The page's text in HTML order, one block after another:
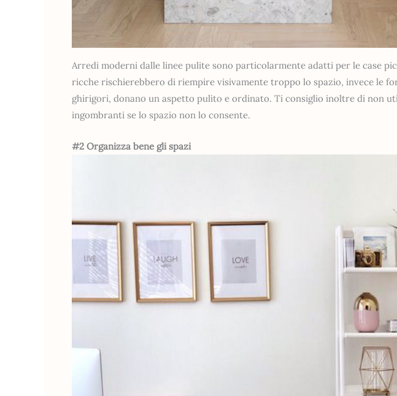
Arredi moderni dalle linee pulite sono particolarmente adatti per le case
ricche rischierebbero di riempire visivamente troppo lo spazio, invece le
ghirigori, donano un aspetto pulito e ordinato. Ti consiglio inoltre di non
ingombranti se lo spazio non lo consente.
#2 Organizza bene gli spazi